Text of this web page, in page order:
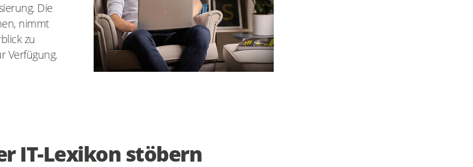
Die
nimmt
zu
Verfügung.
IT-Lexikon stöbern